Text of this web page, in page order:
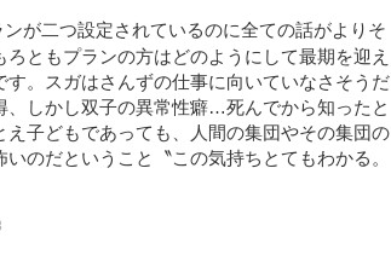
が二つ設定されているのに全ての話がよりそ
ともプランの方はどのようにして最期を迎え
。スガはさんずの仕事に向いていなさそうだ
しかし双子の異常性癖…死んでから知ったと
子どもであっても、人間の集団やその集団の
のだということ〝この気持ちとてもわかる。